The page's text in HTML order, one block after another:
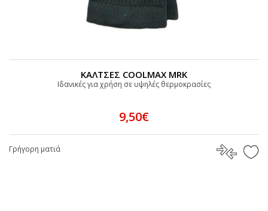
ΚΑΛΤΣΕΣ COOLMAX MRK
Iδανικές για χρήση σε υψηλές θερμοκρασίες
9,50€
Γρήγορη ματιά